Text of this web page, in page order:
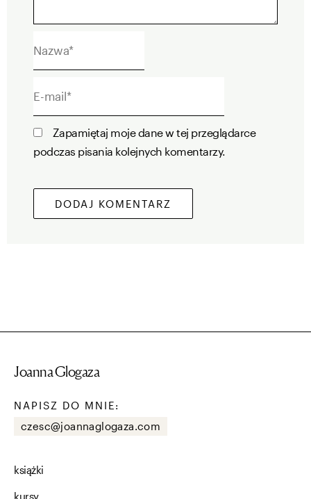
mail*
Zapamiętaj moje dane w tej przeglądarce
podczas pisania kolejnych komentarzy.
Joanna Glogaza
NAPISZ DO MNIE:
czesc@joannaglogaza.com
książki
kursy